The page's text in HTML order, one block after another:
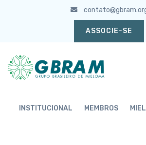
ASSOCIE-SE
INSTITUCIONAL MEMBROS